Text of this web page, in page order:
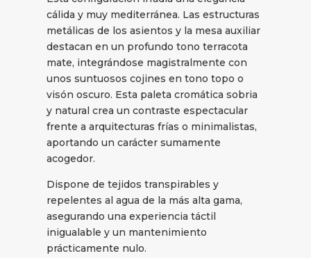
cálida y muy mediterránea. Las estructuras
metálicas de los asientos y la mesa auxiliar
destacan en un profundo tono terracota
mate, integrándose magistralmente con
unos suntuosos cojines en tono topo o
visón oscuro. Esta paleta cromática sobria
y natural crea un contraste espectacular
frente a arquitecturas frías o minimalistas,
aportando un carácter sumamente
acogedor.
Dispone de tejidos transpirables y
repelentes al agua de la más alta gama,
asegurando una experiencia táctil
inigualable y un mantenimiento
prácticamente nulo.